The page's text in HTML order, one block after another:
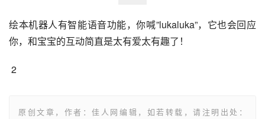
绘本机器人有智能语音功能，你喊”lukaluka”，它也会回应
你，和宝宝的互动简直是太有爱太有趣了！
2
原创文章，作者：佳人网编辑，如若转载，请注明出处：